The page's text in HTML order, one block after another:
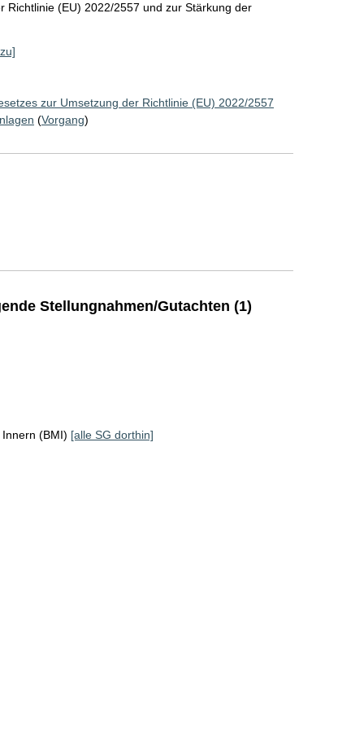
Richtlinie (EU) 2022/2557 und zur Stärkung der
zur Umsetzung der Richtlinie (EU) 2022/2557
(Vorgang)
Stellungnahmen/Gutachten (1)
(BMI) [alle SG dorthin]